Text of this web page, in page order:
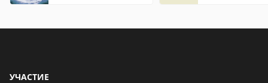
УЧАСТИЕ